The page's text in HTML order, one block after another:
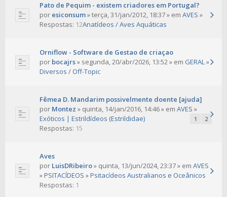
Pato de Pequim - existem criadores em Portugal?
por esiconsum» terça, 31/jan/2012, 18:37 » em AVES »
Anatídeos / Aves Aquáticas
Respostas: 12
Orniflow - Software de Gestao de criaçao
por bocajrs» segunda, 20/abr/2026, 13:52 » em GERAL»
Diversos / Off-Topic
Fêmea D. Mandarim possivelmente doente [ajuda]
por Montez » quinta, 14/jan/2016, 14:46 » em AVES »
Exóticos | Estrildídeos (Estrildidae)
1 2
Respostas: 15
Aves
por LuisDRibeiro» quinta, 13/jun/2024, 23:37 » em AVES
»PSITACÍDEOS »Psitacídeos Australianos e Oceânicos
Respostas: 1